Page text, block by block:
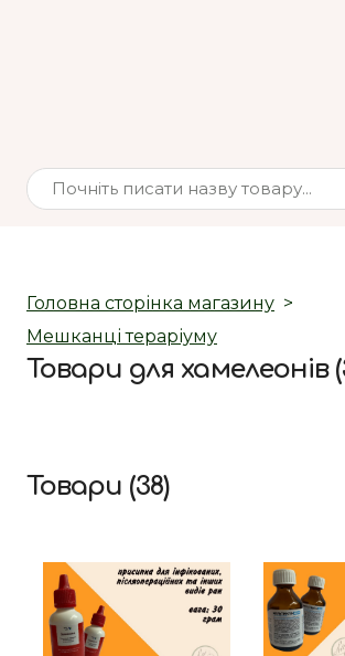
Головна сторінка магазину
Мешканці тераріуму
Товари для хамелеонів
Товари (38)